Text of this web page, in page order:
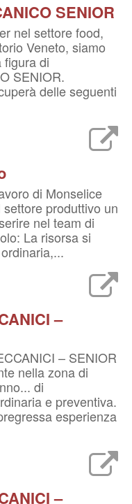
SENIOR
nel settore food,
Veneto, siamo
figura di
SENIOR.
delle seguenti
di Monselice
produttivo un
nel team di
La risorsa si
–
– SENIOR
nella zona di
di
e preventiva.
esperienza
–